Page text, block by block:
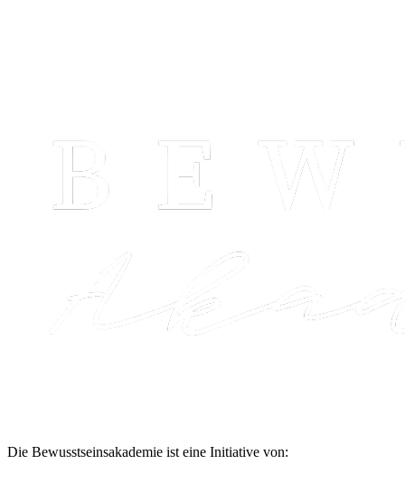
Die Bewusstseinsakademie ist eine Initiative von: